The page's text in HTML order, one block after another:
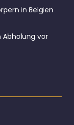
in Belgien
Abholung vor